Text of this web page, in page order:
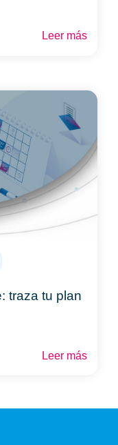
Leer más
traza tu plan
Leer más